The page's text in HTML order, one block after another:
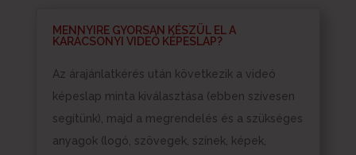
MENNYIRE GYORSAN KÉSZÜL EL A
KARÁCSONYI VIDEÓ KÉPESLAP?
Az árajánlatkérés után következik a videó
képeslap minta kiválasztása (ebben szívesen
segítünk), majd a megrendelés és a szükséges
anyagok (logó, szövegek, színek, képek,